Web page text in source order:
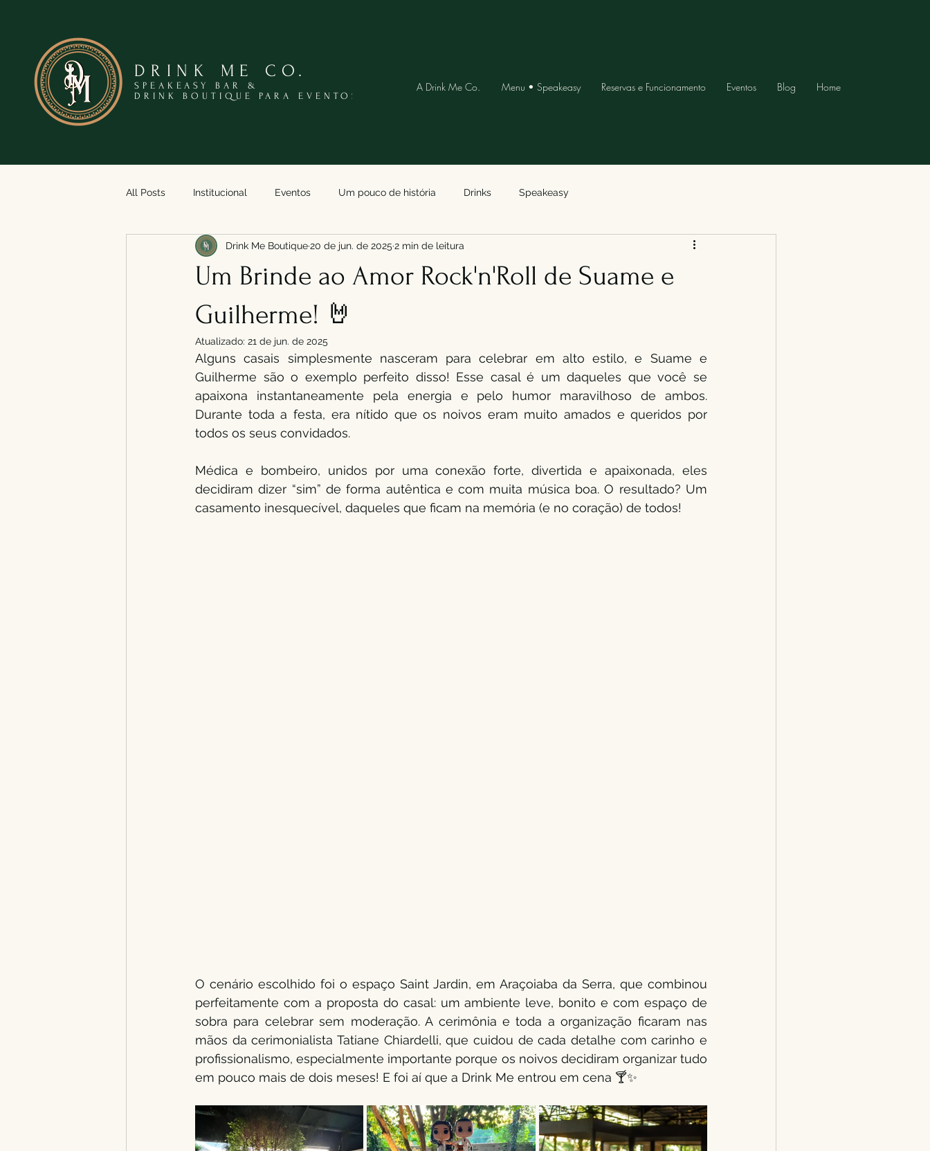
DRINK ME CO.
SPEAKEASY BAR &
DRINK BOUTIQUE PARA EVENTOS
A Drink Me Co. Menu • Speakeasy Reservas e Funcionamento Eventos Blog Home
All Posts Institucional Eventos Um pouco de história Drinks Speakeasy
Um Brinde ao Amor Rock'n'Roll de Suame e
Guilherme! 🤘
Drink Me Boutique20 de jun. de 2025 2 min de leitura
Atualizado: 21 de jun. de 2025
Alguns casais simplesmente nasceram para celebrar em alto estilo, e Suame e
Guilherme são o exemplo perfeito disso! Esse casal é um daqueles que você se
apaixona instantaneamente pela energia e pelo humor maravilhoso de ambos.
Durante toda a festa, era nítido que os noivos eram muito amados e queridos por
todos os seus convidados.
Médica e bombeiro, unidos por uma conexão forte, divertida e apaixonada, eles
decidiram dizer “sim” de forma autêntica e com muita música boa. O resultado? Um
casamento inesquecível, daqueles que ficam na memória (e no coração) de todos!
O cenário escolhido foi o espaço Saint Jardin, em Araçoiaba da Serra, que combinou
perfeitamente com a proposta do casal: um ambiente leve, bonito e com espaço de
sobra para celebrar sem moderação. A cerimônia e toda a organização ficaram nas
mãos da cerimonialista Tatiane Chiardelli, que cuidou de cada detalhe com carinho e
profissionalismo, especialmente importante porque os noivos decidiram organizar tudo
em pouco mais de dois meses! E foi aí que a Drink Me entrou em cena 🍸✨